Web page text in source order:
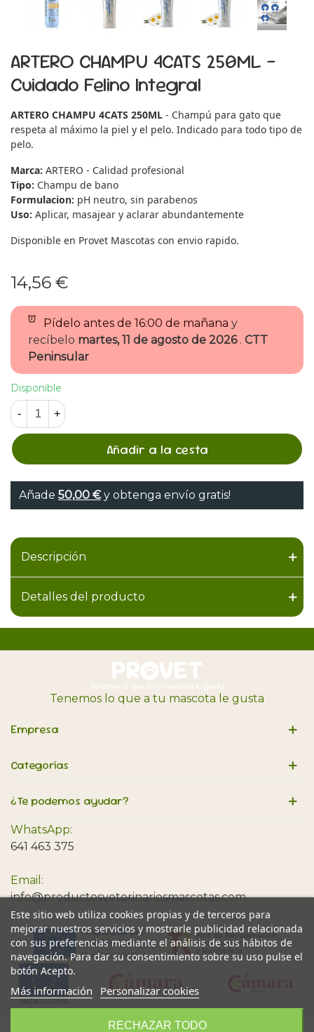
ARTERO CHAMPU 4CATS 250ML -
Cuidado Felino Integral
ARTERO CHAMPU 4CATS 250ML - Champú para gato que
respeta al máximo la piel y el pelo. Indicado para todo tipo de
pelo.
Marca: ARTERO - Calidad profesional
Tipo: Champu de bano
Formulacion: pH neutro, sin parabenos
Uso: Aplicar, masajear y aclarar abundantemente
Disponible en Provet Mascotas con envio rapido.
14,56 €
Pídelo antes de 16:00 de mañana y
recíbelo martes, 11 de agosto de 2026 . CTT
Peninsular
Disponible
- +
Añadir a la cesta
Añade 50,00 €y obtenga envío gratis!
Descripción
Detalles del producto
Este sitio web utiliza cookies propias y de terceros para
mejorar nuestros servicios y mostrarle publicidad relacionada
con sus preferencias mediante el análisis de sus hábitos de
navegación. Para dar su consentimiento sobre su uso pulse el
botón Acepto.
Más información Personalizar cookies
RECHAZAR TODO
Tenemos lo que a tu mascota le gusta
Empresa
Categorías
¿Te podemos ayudar?
WhatsApp:
641 463 375
Email:
info@productosveterinariosmascotas.com